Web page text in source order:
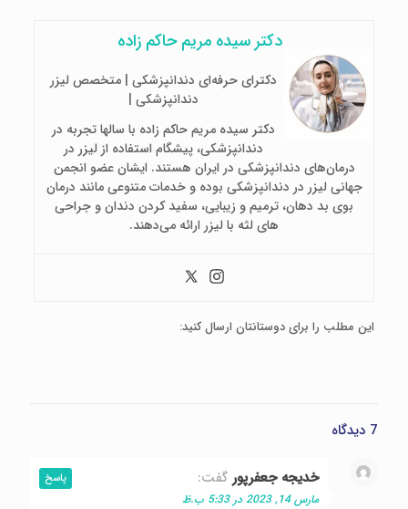
دکتر سیده مریم حاکم زاده
دکترای حرفه‌ای دندانپزشکی | متخصص لیزر
دندانپزشکی |
دکتر سیده مریم حاکم زاده با سالها تجربه در
دندانپزشکی، پیشگام استفاده از لیزر در
درمان‌های دندانپزشکی در ایران هستند. ایشان عضو انجمن
جهانی لیزر در دندانپزشکی بوده و خدمات متنوعی مانند درمان
بوی بد دهان، ترمیم و زیبایی، سفید کردن دندان و جراحی
های لثه با لیزر ارائه می‌دهند.
این مطلب را برای دوستانتان ارسال کنید:
7 دیدگاه
خدیجه جعفرپور گفت:
مارس 14, 2023 در 5:33 ب.ظ
پاسخ